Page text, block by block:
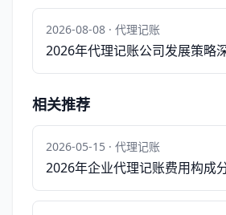
2026-08-08 · 代理记账
2026年代理记账公司发展策略
相关推荐
2026-05-15 · 代理记账
2026年企业代理记账费用构成